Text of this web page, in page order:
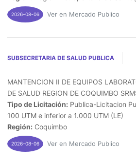
2026-08-06 Ver en Mercado Publico
SUBSECRETARIA DE SALUD PUBLICA
MANTENCION II DE EQUIPOS
DE SALUD REGION DE COQUIMBO
Tipo de Licitación: Publica-Licitacion
100 UTM e inferior a 1.000 UTM (LE)
Región: Coquimbo
2026-08-06 Ver en Mercado Publico